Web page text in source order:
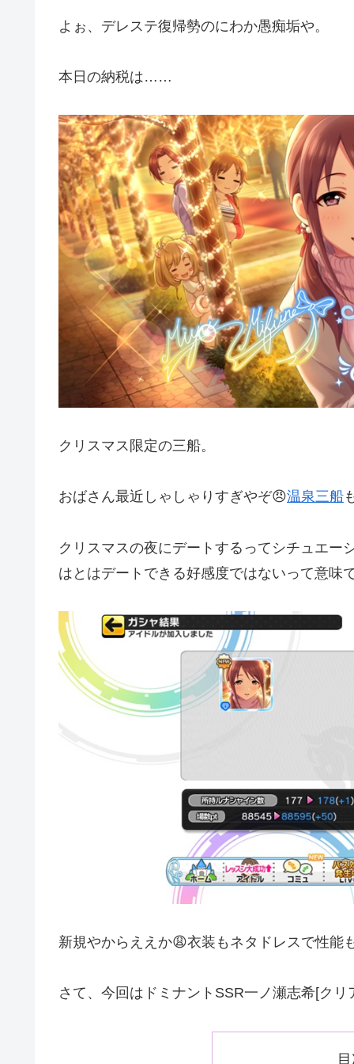
よぉ、デレステ復帰勢のにわか愚痴垢や。
本日の納税は……
クリスマス限定の三船。
おばさん最近しゃしゃりすぎやぞ😠温泉三船
クリスマスの夜にデートするってシチュエー
はとはデートできる好感度ではないって意味
新規やからええか😩衣装もネタドレスで性能
さて、今回はドミナントSSR一ノ瀬志希[ク